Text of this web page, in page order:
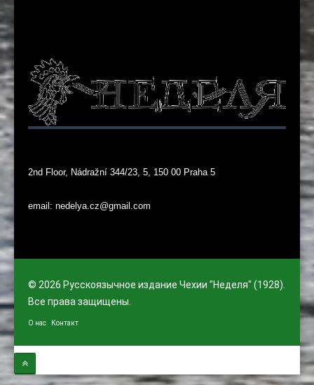
2nd Floor, Nádražní 344/23, 5, 150 00 Praha 5
email: nedelya.cz@gmail.com
© 2026 Русскоязычное издание Чехии "Неделя" (1928).
Все права защищены.
О нас Контакт